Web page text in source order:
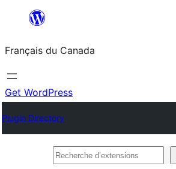
contenu
Français du Canada
Get WordPress
Plugin Directory
Recherche